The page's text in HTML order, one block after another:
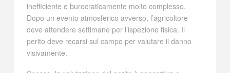
inefficiente e burocraticamente molto complesso.
Dopo un evento atmosferico avverso, l’agricoltore
deve attendere settimane per l’ispezione fisica. Il
perito deve recarsi sul campo per valutare il danno
visivamente.